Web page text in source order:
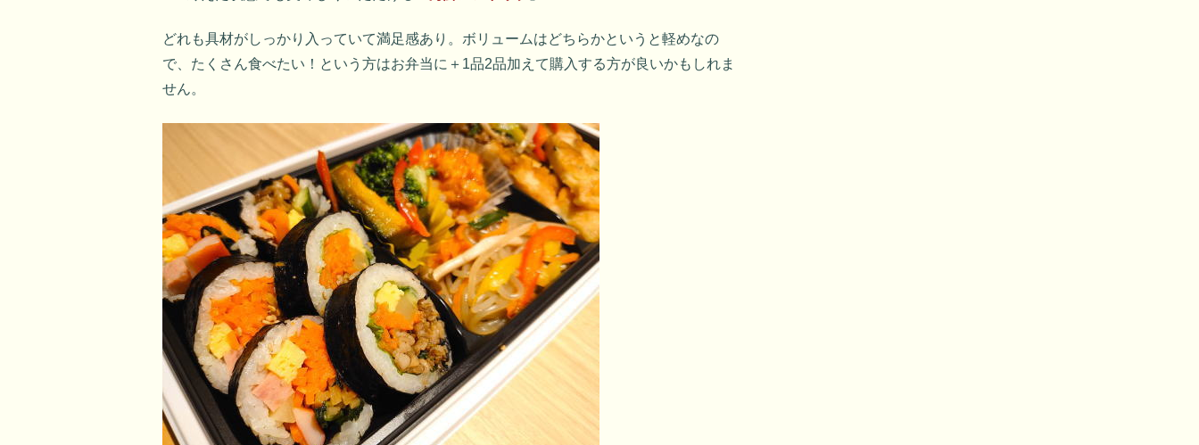
どれも具材がしっかり入っていて満足感あり。ボリュームはどちらかというと軽めなの
で、たくさん食べたい！という方はお弁当に＋1品2品加えて購入する方が良いかもしれま
せん。